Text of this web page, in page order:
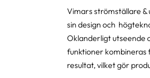
Vimars strömställare
sin design och
Oklanderligt utseende
funktioner
resultat, vilket gör